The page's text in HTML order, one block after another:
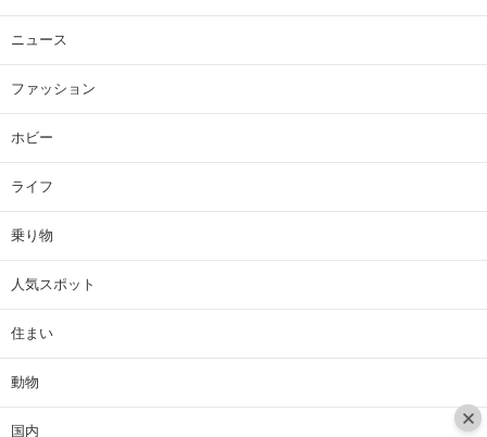
ニュース
ファッション
ホビー
ライフ
乗り物
人気スポット
住まい
動物
国内